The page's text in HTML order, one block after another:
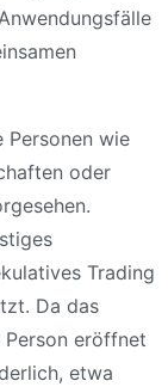
Personen wie
oder
Trading
Da das
Person eröffnet
etwa